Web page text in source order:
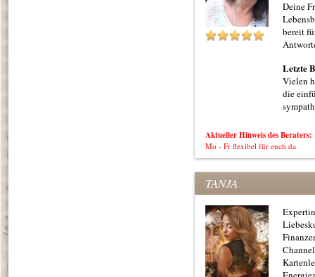
Deine
bereit
Letzte
Vielen
die
Aktueller Hinweis des Beraters:
Mo - Fr flexibel für euch da
TANJA